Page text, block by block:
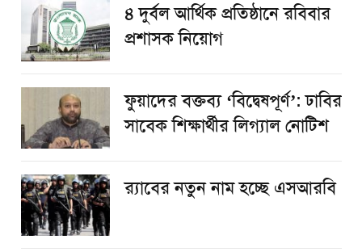
৪ দুর্বল আর্থিক প্রতিষ্ঠানে রবিবার
প্রশাসক নিয়োগ
ফুয়াদের বক্তব্য ‘বিদ্বেষপূর্ণ’: ঢাবির
সাবেক শিক্ষার্থীর লিগ্যাল নোটিশ
র‌্যাবের নতুন নাম হচ্ছে এসআরবি